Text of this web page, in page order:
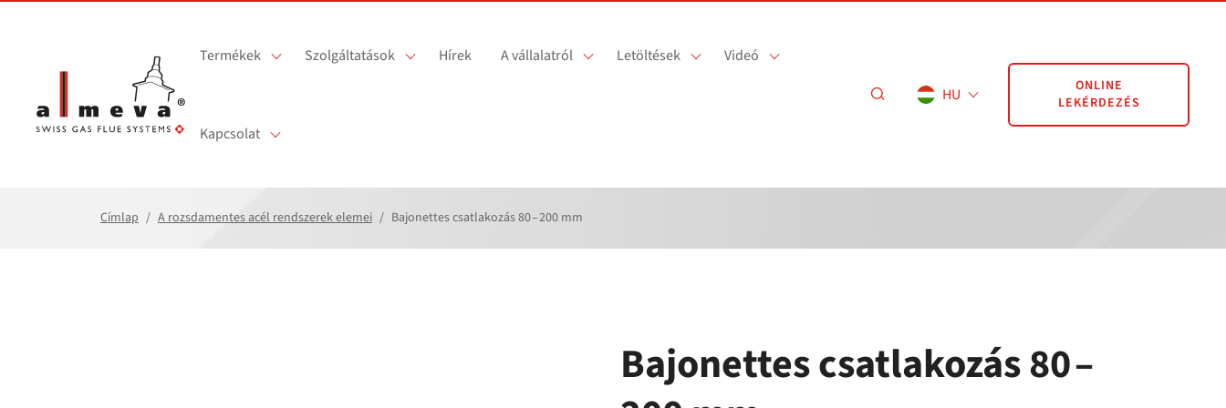
Termékek Szolgáltatások Hírek A vállalatról Letöltések Videó
Kapcsolat
HU
ONLINE
LEKÉRDEZÉS
Címlap A rozsdamentes acél rendszerek elemei Bajonettes csatlakozás 80 – 200 mm
Bajonettes csatlakozás 80 –